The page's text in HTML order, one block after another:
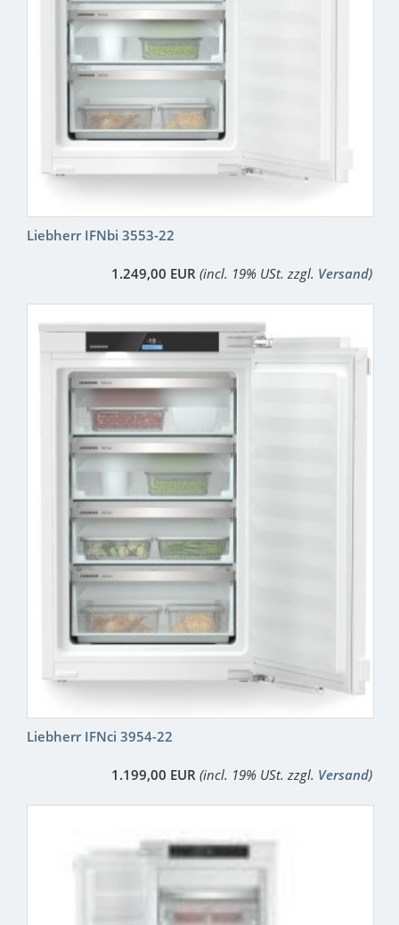
Liebherr IFNbi 3553-22
1.249,00 EUR (incl. 19% USt. zzgl. Versand)
Liebherr IFNci 3954-22
1.199,00 EUR (incl. 19% USt. zzgl. Versand)